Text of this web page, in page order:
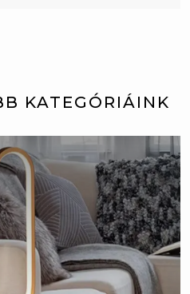
KATEGÓRIÁINK